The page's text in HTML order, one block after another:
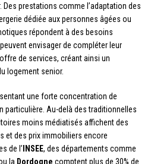
Des prestations comme l’adaptation des
dédiée aux personnes âgées ou
répondent à des besoins
envisager de compléter leur
de services, créant ainsi un
logement senior.
une forte concentration de
particulière. Au-delà des traditionnelles
moins médiatisés affichent des
et des prix immobiliers encore
de l’ INSEE, des départements comme
la Dordogne comptent plus de 30% de